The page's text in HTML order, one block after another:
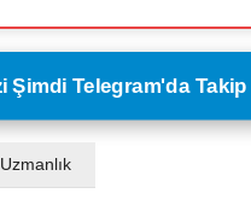
Şimdi Telegram'da Takip